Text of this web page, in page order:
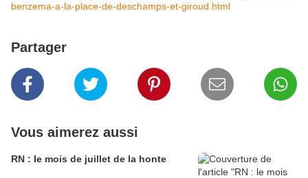
benzema-a-la-place-de-deschamps-et-giroud.html
Partager
Vous aimerez aussi
RN : le mois de juillet de la honte